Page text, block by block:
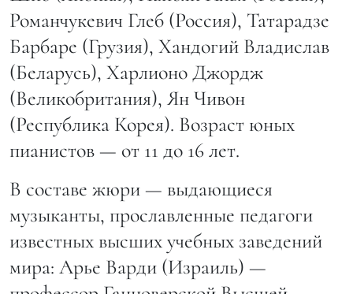
Романчукевич Глеб (Россия), Татарадзе
Барбаре (Грузия), Хандогий Владислав
(Беларусь), Харлионо Джордж
(Великобритания), Ян Чивон
(Республика Корея). Возраст юных
пианистов — от 11 до 16 лет.
В составе жюри — выдающиеся
музыканты, прославленные педагоги
известных высших учебных заведений
мира: Арье Варди (Израиль) —